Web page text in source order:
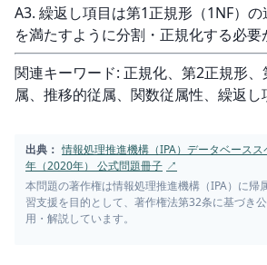
A3. 繰返し項目は第1正規形（1NF）
を満たすように分割・正規化する必要
関連キーワード: 正規化、第2正規形
属、推移的従属、関数従属性、繰返し
出典： 情報処理推進機構（IPA）データベース
年（2020年） 公式問題冊子 ↗
本問題の著作権は情報処理推進機構（IPA）に帰
習支援を目的として、著作権法第32条に基づき
用・解説しています。